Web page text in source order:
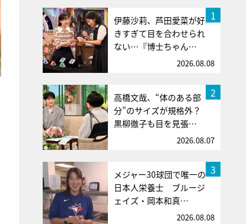
1
伊藤沙莉、芦田愛菜が好
きすぎて目を合わせられ
ない…『博士ちゃん…
2026.08.08
2
高橋文哉、“体のある部
分”のサイズが規格外？
黒柳徹子も目を見張…
2026.08.07
3
メジャー30球団で唯一の
日本人栄養士 ブルージ
ェイズ・岡本和真…
2026.08.08